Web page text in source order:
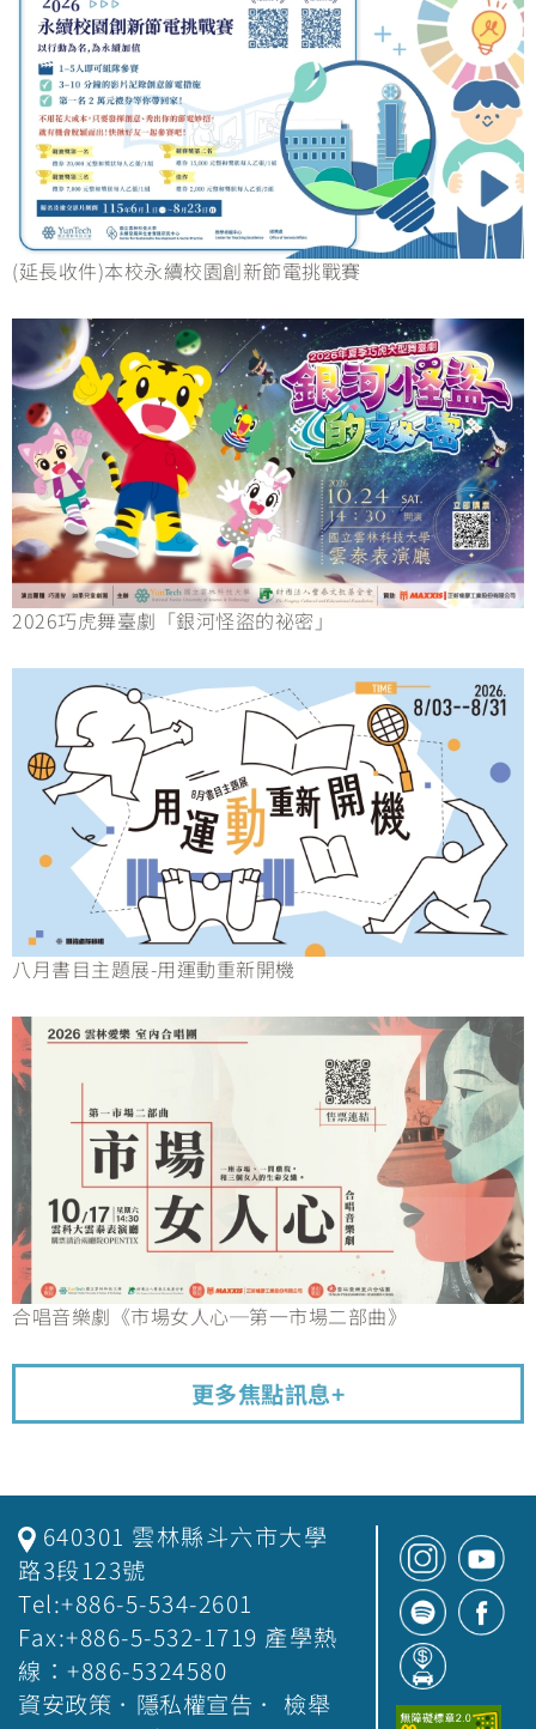
(延長收件)本校永續校園創新節電挑戰賽
2026巧虎舞臺劇「銀河怪盜的祕密」
八月書目主題展-用運動重新開機
合唱音樂劇《市場女人心─第一市場二部曲》
更多焦點訊息+
640301 雲林縣斗六市大學
路3段123號
Tel:+886-5-534-2601
Fax:+886-5-532-1719 產學熱
線：+886-5324580
資安政策 ． 隱私權宣告 ． 檢舉